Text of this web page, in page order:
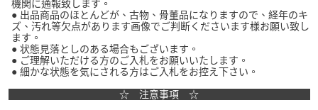
機関に通報致します。
● 出品商品のほとんどが、古物、骨董品になりますので、経年のキ
ズ、汚れ等欠点があります画像でご判断くださいます様お願い致し
ます。
● 状態見落としのある場合もございます。
● ご理解いただける方のご入札をお願いいたします。
● 細かな状態を気にされる方はご入札をお控え下さい。
☆ 注意事項 ☆